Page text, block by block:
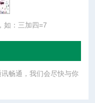
如：三加四=7
畅通，我们会尽快与你